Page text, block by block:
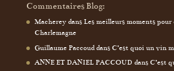
Commentaires Blog:
Machereydans Les meilleurs moments
Charlemagne
Guillaume Paccouddans C’est quoi un vin
ANNE ET DANIEL PACCOUD dans C’est